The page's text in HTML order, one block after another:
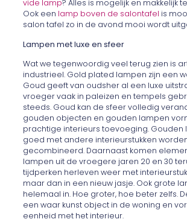
vide lamp? Alles is mogelijk en makkelijk
Ook een lamp boven de salontafel is
salon tafel zo in de avond mooi wordt
Lampen met luxe en sfeer
Wat we tegenwoordig veel terug zien is
industrieel. Gold plated lampen zijn een
Goud geeft van oudsher al een luxe
vroeger vaak in paleizen en tempels
steeds. Goud kan de sfeer volledig
gouden objecten en gouden lampen
prachtige interieurs toevoeging. Gouden
goed met andere interieurstukken
gecombineerd. Daarnaast komen
lampen uit de vroegere jaren 20 en 30
tijdperken herleven weer met
maar dan in een nieuw jasje. Ook grote
helemaal in. Hoe groter, hoe beter zelfs.
een waar kunst object in de woning en
eenheid met het interieur.